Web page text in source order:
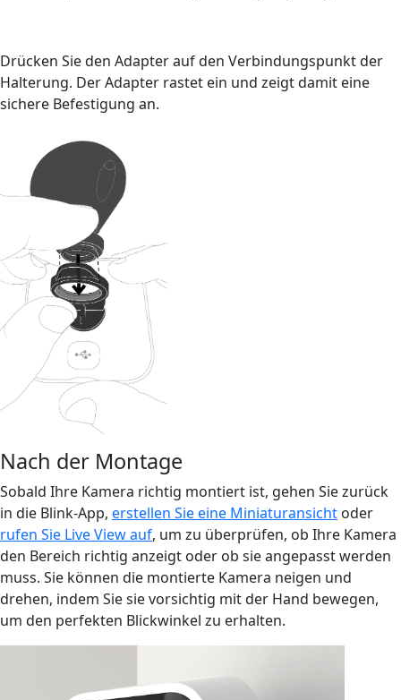
Drücken Sie den Adapter auf den Verbindungspunkt der
Halterung. Der Adapter rastet ein und zeigt damit eine
sichere Befestigung an.
Nach der Montage
Sobald Ihre Kamera richtig montiert ist, gehen Sie zurück
in die Blink-App, erstellen Sie eine Miniaturansicht oder
rufen Sie Live View auf, um zu überprüfen, ob Ihre Kamera
den Bereich richtig anzeigt oder ob sie angepasst werden
muss. Sie können die montierte Kamera neigen und
drehen, indem Sie sie vorsichtig mit der Hand bewegen,
um den perfekten Blickwinkel zu erhalten.